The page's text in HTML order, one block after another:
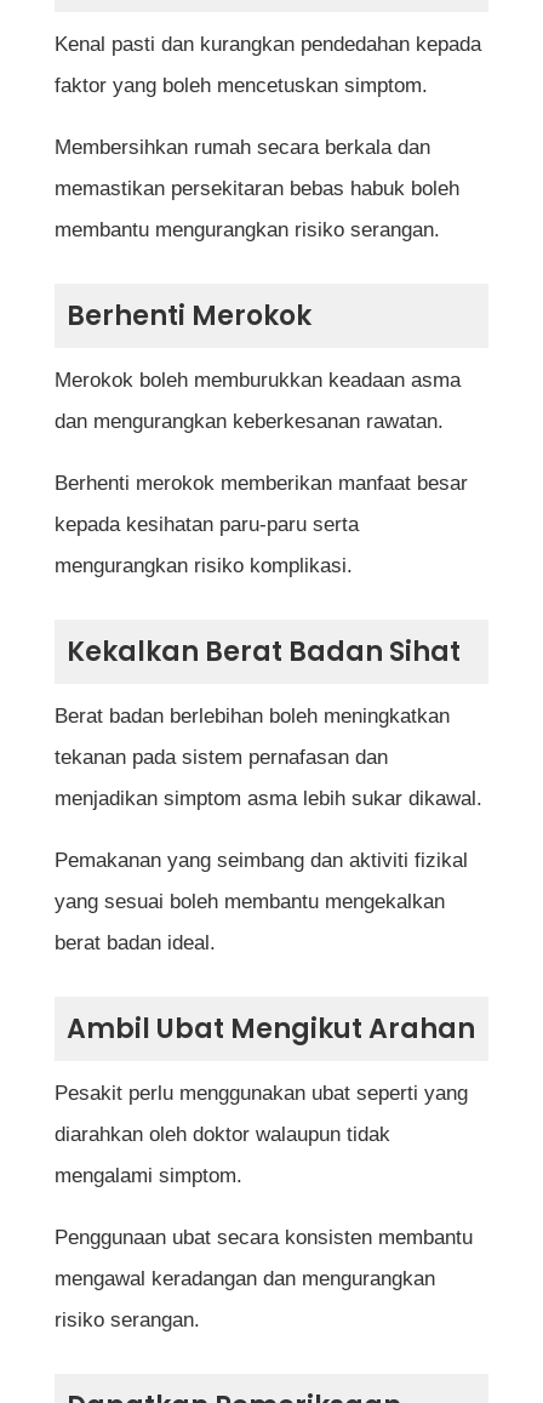
Kenal pasti dan kurangkan pendedahan kepada
faktor yang boleh mencetuskan simptom.
Membersihkan rumah secara berkala dan
memastikan persekitaran bebas habuk boleh
membantu mengurangkan risiko serangan.
Berhenti Merokok
Merokok boleh memburukkan keadaan asma
dan mengurangkan keberkesanan rawatan.
Berhenti merokok memberikan manfaat besar
kepada kesihatan paru-paru serta
mengurangkan risiko komplikasi.
Kekalkan Berat Badan Sihat
Berat badan berlebihan boleh meningkatkan
tekanan pada sistem pernafasan dan
menjadikan simptom asma lebih sukar dikawal.
Pemakanan yang seimbang dan aktiviti fizikal
yang sesuai boleh membantu mengekalkan
berat badan ideal.
Ambil Ubat Mengikut Arahan
Pesakit perlu menggunakan ubat seperti yang
diarahkan oleh doktor walaupun tidak
mengalami simptom.
Penggunaan ubat secara konsisten membantu
mengawal keradangan dan mengurangkan
risiko serangan.